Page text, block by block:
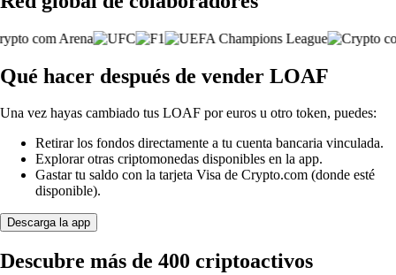
Qué hacer después de vender LOAF
Una vez hayas cambiado tus LOAF por euros u otro token, puedes:
Retirar los fondos directamente a tu cuenta bancaria vinculada.
Explorar otras criptomonedas disponibles en la app.
Gastar tu saldo con la tarjeta Visa de Crypto.com (donde esté
disponible).
Descarga la app
Descubre más de 400 criptoactivos